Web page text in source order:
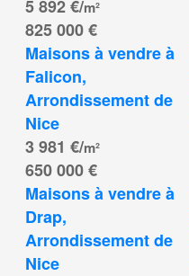
825 000 €
5 892 €/m²
Maisons à vendre à
Falicon,
Arrondissement de
Nice
650 000 €
3 981 €/m²
Maisons à vendre à
Drap,
Arrondissement de
Nice